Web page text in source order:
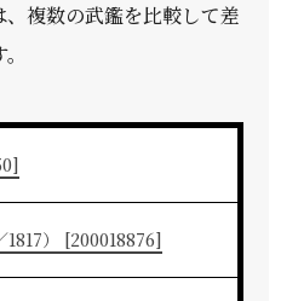
、複数の武鑑を比較して差
1817） [200018876]